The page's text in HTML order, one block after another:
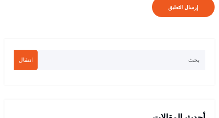
انتقال